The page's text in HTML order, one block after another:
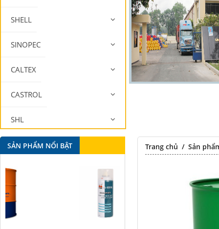
SHELL
SINOPEC
CALTEX
CASTROL
SHL
MOBIL Trang chủ /Sản
SẢN PHẨM NỔI BẬT